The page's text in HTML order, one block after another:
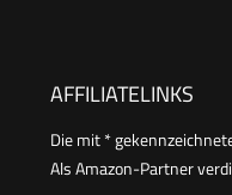
AFFILIATELINKS
Die mit *
Als Amazon-Partner